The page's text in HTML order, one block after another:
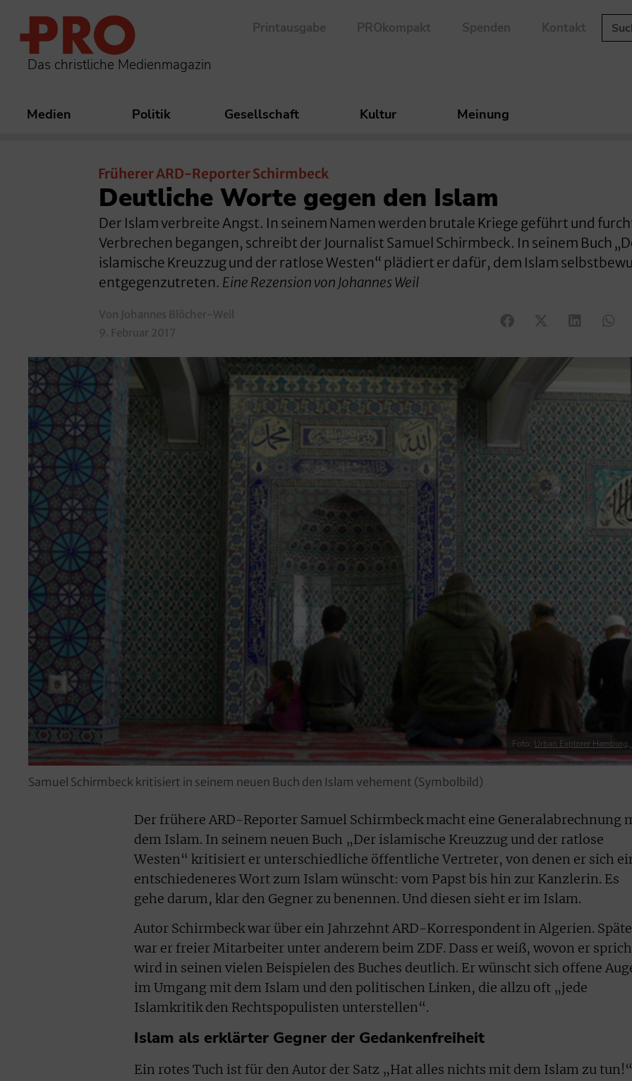
Das christliche Medienmagazin
Printausgabe PROkompakt Spenden Kontakt
Medien Politik Gesellschaft Kultur Meinung
Früherer ARD-Reporter Schirmbeck
Deutliche Worte gegen den Islam
Der Islam verbreite Angst. In seinem Namen werden brutale Kriege geführt und
Verbrechen begangen, schreibt der Journalist Samuel Schirmbeck. In seinem Buch
islamische Kreuzzug und der ratlose Westen“ plädiert er dafür, dem Islam
entgegenzutreten. Eine Rezension von Johannes Weil
Von Johannes Blöcher-Weil
9. Februar 2017
Foto: Urban Explorer
Samuel Schirmbeck kritisiert in seinem neuen Buch den Islam vehement (Symbolbild)
Der frühere ARD-Reporter Samuel Schirmbeck macht eine Generalabrechnung
dem Islam. In seinem neuen Buch „Der islamische Kreuzzug und der ratlose
Westen“ kritisiert er unterschiedliche öffentliche Vertreter, von denen er sich
entschiedeneres Wort zum Islam wünscht: vom Papst bis hin zur Kanzlerin. Es
gehe darum, klar den Gegner zu benennen. Und diesen sieht er im Islam.
Autor Schirmbeck war über ein Jahrzehnt ARD-Korrespondent in Algerien.
war er freier Mitarbeiter unter anderem beim ZDF. Dass er weiß, wovon er
wird in seinen vielen Beispielen des Buches deutlich. Er wünscht sich offene
im Umgang mit dem Islam und den politischen Linken, die allzu oft „jede
Islamkritik den Rechtspopulisten unterstellen“.
Islam als erklärter Gegner der Gedankenfreiheit
Ein rotes Tuch ist für den Autor der Satz „Hat alles nichts mit dem Islam zu tun!“